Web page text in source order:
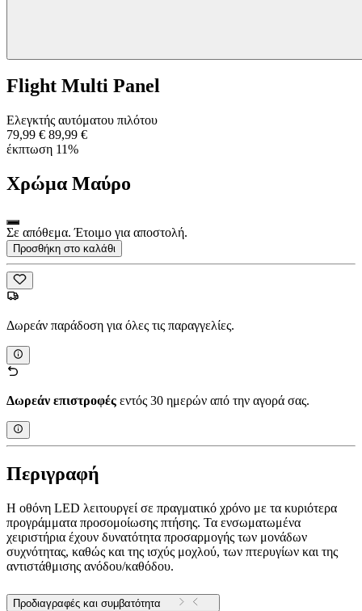
Flight Multi Panel
Ελεγκτής αυτόματου πιλότου
79,99 € 89,99 €
έκπτωση 11%
Χρώμα Μαύρο
Σε απόθεμα. Έτοιμο για αποστολή.
Προσθήκη στο καλάθι
Δωρεάν παράδοση για όλες τις παραγγελίες.
Δωρεάν επιστροφές εντός 30 ημερών από την αγορά σας.
Περιγραφή
Η οθόνη LED λειτουργεί σε πραγματικό χρόνο με τα κυριότερα
προγράμματα προσομοίωσης πτήσης. Τα ενσωματωμένα
χειριστήρια έχουν δυνατότητα προσαρμογής των μονάδων
συχνότητας, καθώς και της ισχύς μοχλού, των πτερυγίων και της
αντιστάθμισης ανόδου/καθόδου.
Προδιαγραφές και συμβατότητα